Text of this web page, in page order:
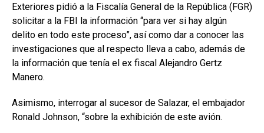
Exteriores pidió a la Fiscalía General de la República (FGR)
solicitar a la FBI la información “para ver si hay algún
delito en todo este proceso”, así como dar a conocer las
investigaciones que al respecto lleva a cabo, además de
la información que tenía el ex fiscal Alejandro Gertz
Manero.
Asimismo, interrogar al sucesor de Salazar, el embajador
Ronald Johnson, “sobre la exhibición de este avión.